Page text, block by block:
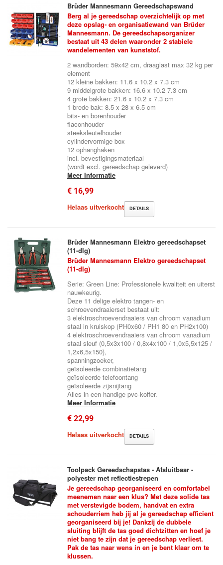
Brüder Mannesmann Gereedschapswand
Berg al je gereedschap overzichtelijk op met
deze opslag- en organisatiewand van Brüder
Mannesmann. De gereedschapsorganizer
bestaat uit 43 delen waaronder 2 stabiele
wandelementen van kunststof.
2 wandborden: 59x42 cm, draaglast max 32 kg per
element
12 kleine bakken: 11.6 x 10.2 x 7.3 cm
9 middelgrote bakken: 16.6 x 10.2 7.3 cm
4 grote bakken: 21.6 x 10.2 x 7.3 cm
1 brede bak: 8.5 x 28 x 6.5 cm
bits- en borenhouder
flaconhouder
steeksleutelhouder
cylindervormige box
12 ophanghaken
incl. bevestigingsmateriaal
(wordt excl. gereedschap geleverd)
Meer Informatie
€ 16,99
Helaas uitverkocht
DETAILS
Brüder Mannesmann Elektro gereedschapset
(11-dlg)
Brüder Mannesmann Elektro gereedschapset
(11-dlg)
Serie: Green Line: Professionele kwaliteit en uiterst
nauwkeurig.
Deze 11 delige elektro tangen- en
schroevendraaierset bestaat uit:
3 elektroschroevendraaiers van chroom vanadium
staal in kruiskop (PH0x60 / PH1 80 en PH2x100)
4 elektroschroevendraaiers van chroom vanadium
staal sleuf (0,5x3x100 / 0,8x4x100 / 1,0x5,5x125 /
1,2x6,5x150),
spanningzoeker,
geïsoleerde combinatietang
geïsoleerde telefoontang
geïsoleerde zijsnijtang
Alles in een handige pvc-koffer.
Meer Informatie
€ 22,99
Helaas uitverkocht
DETAILS
Toolpack Gereedschapstas - Afsluitbaar -
polyester met reflectiestrepen
Je gereedschap georganiseerd en comfortabel
meenemen naar een klus? Met deze solide tas
met verstevigde bodem, handvat en extra
schouderriem heb jij al je gereedschap efficient
georganiseerd bij je! Dankzij de dubbele
sluiting blijft de tas goed dichtzitten en hoef je
niet bang te zijn dat je gereedschap verliest.
Pak de tas naar wens in en je bent klaar om te
klussen.